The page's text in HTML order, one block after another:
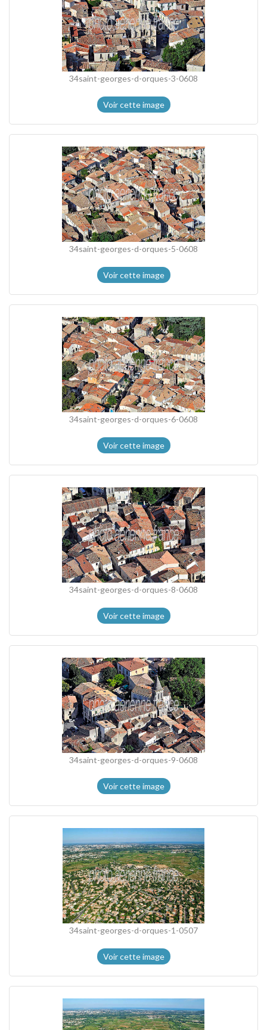
34saint-georges-d-orques-3-0608
Voir cette image
34saint-georges-d-orques-5-0608
Voir cette image
34saint-georges-d-orques-6-0608
Voir cette image
34saint-georges-d-orques-8-0608
Voir cette image
34saint-georges-d-orques-9-0608
Voir cette image
34saint-georges-d-orques-1-0507
Voir cette image